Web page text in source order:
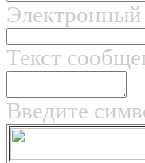
Электронный
Текст
Введите